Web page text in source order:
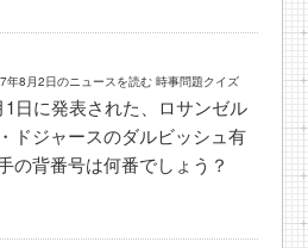
年8月2日のニュースを読む 時事問題クイズ
1日に発表された、ロサンゼル
ドジャースのダルビッシュ有
の背番号は何番でしょう？